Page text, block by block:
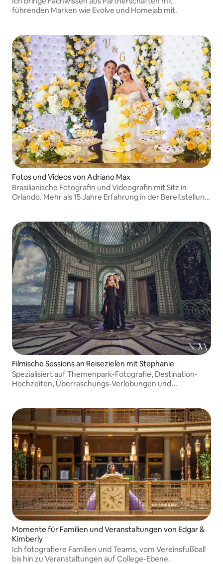
führenden Marken wie Evolve und Homejab mit.
Fotos und Videos von Adriano Max
Brasilianische Fotografin und Videografin mit Sitz in
Orlando. Mehr als 15 Jahre Erfahrung in der Bereitstellung
Filmische Sessions an Reisezielen mit Stephanie
Spezialisiert auf Themenpark-Fotografie, Destination-
Hochzeiten, Überraschungs-Verlobungen und
in Orlando und darüber hinaus.
Momente für Familien und Veranstaltungen von Edgar &
Kimberly
Ich fotografiere Familien und Teams, vom Vereinsfußball
bis hin zu Veranstaltungen auf College-Ebene.